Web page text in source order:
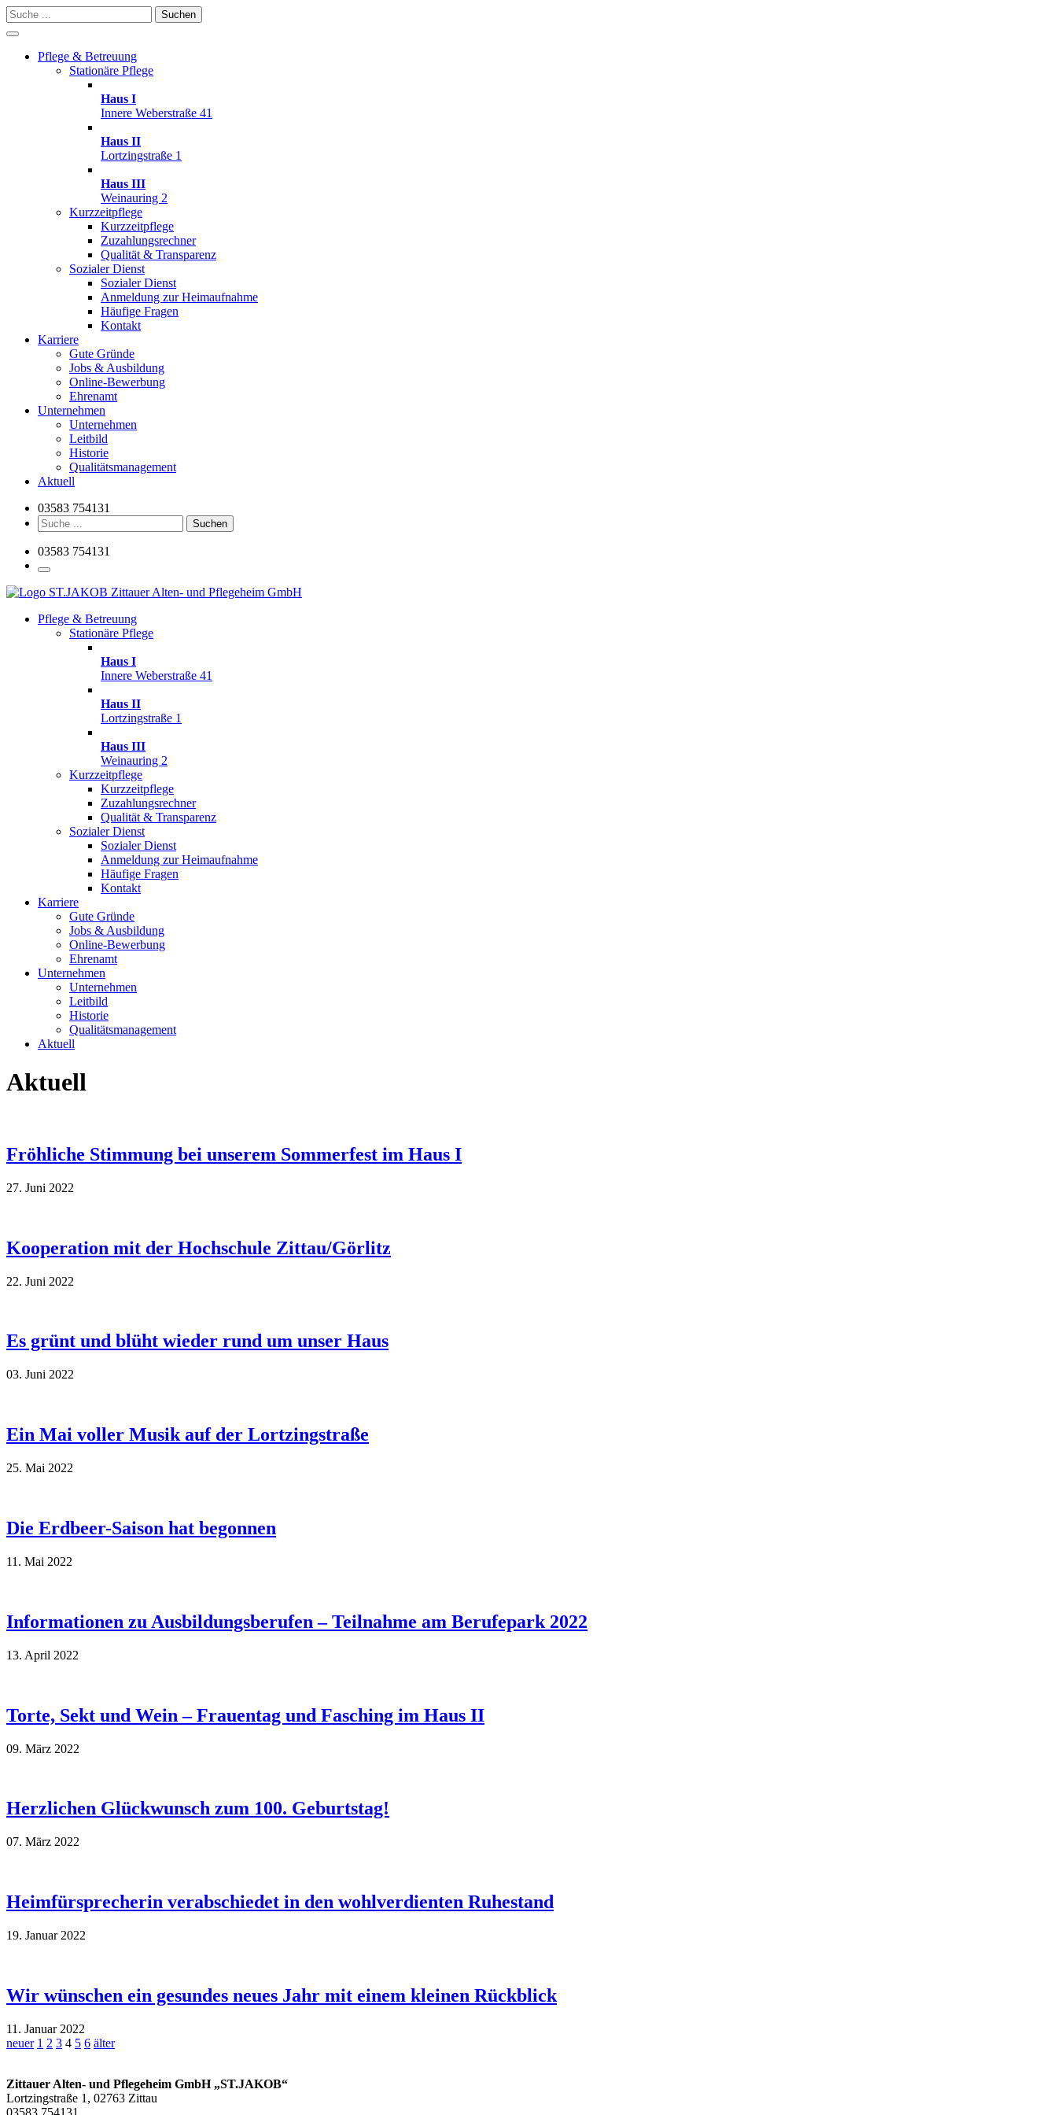
Suchen
Pflege & Betreuung
Stationäre Pflege
Haus I
Innere Weberstraße 41
Haus II
Lortzingstraße 1
Haus III
Weinauring 2
Kurzzeitpflege
Kurzzeitpflege
Zuzahlungsrechner
Qualität & Transparenz
Sozialer Dienst
Sozialer Dienst
Anmeldung zur Heimaufnahme
Häufige Fragen
Kontakt
Karriere
Gute Gründe
Jobs & Ausbildung
Online-Bewerbung
Ehrenamt
Unternehmen
Unternehmen
Leitbild
Historie
Qualitätsmanagement
Aktuell
03583 754131
Suchen
03583 754131
Pflege & Betreuung
Stationäre Pflege
Haus I
Innere Weberstraße 41
Haus II
Lortzingstraße 1
Haus III
Weinauring 2
Kurzzeitpflege
Kurzzeitpflege
Zuzahlungsrechner
Qualität & Transparenz
Sozialer Dienst
Sozialer Dienst
Anmeldung zur Heimaufnahme
Häufige Fragen
Kontakt
Karriere
Gute Gründe
Jobs & Ausbildung
Online-Bewerbung
Ehrenamt
Unternehmen
Unternehmen
Leitbild
Historie
Qualitätsmanagement
Aktuell
Aktuell
Fröhliche Stimmung bei unserem Sommerfest im Haus I
27. Juni 2022
Kooperation mit der Hochschule Zittau/Görlitz
22. Juni 2022
Es grünt und blüht wieder rund um unser Haus
03. Juni 2022
Ein Mai voller Musik auf der Lortzingstraße
25. Mai 2022
Die Erdbeer-Saison hat begonnen
11. Mai 2022
Informationen zu Ausbildungsberufen – Teilnahme am Berufepark 2022
13. April 2022
Torte, Sekt und Wein – Frauentag und Fasching im Haus II
09. März 2022
Herzlichen Glückwunsch zum 100. Geburtstag!
07. März 2022
Heimfürsprecherin verabschiedet in den wohlverdienten Ruhestand
19. Januar 2022
Wir wünschen ein gesundes neues Jahr mit einem kleinen Rückblick
11. Januar 2022
neuer 1 2 3 4 5 6 älter
Zittauer Alten- und Pflegeheim GmbH „ST.JAKOB“
Lortzingstraße 1, 02763 Zittau
03583 754131